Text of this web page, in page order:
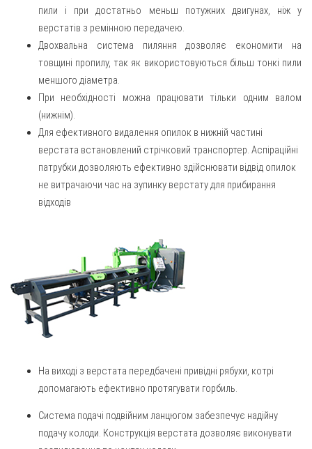
пили і при достатньо меньш потужних двигунах, ніж у
верстатів з ремінною передачею.
Двохвальна система пиляння дозволяє економити на
товщині пропилу, так як використовуються більш тонкі пили
меншого діаметра.
При необхідності можна працювати тільки одним валом
(нижнім).
Для ефективного видалення опилок в нижній частині
верстата встановлений стрічковий транспортер. Аспіраційні
патрубки дозволяють ефективно здійснювати відвід опилок
не витрачаючи час на зупинку верстату для прибирання
відходів
На виході з верстата передбачені привідні рябухи, котрі
допомагають ефективно протягувати горбиль.
Система подачі подвійним ланцюгом забезпечує надійну
подачу колоди. Конструкція верстата дозволяє виконувати